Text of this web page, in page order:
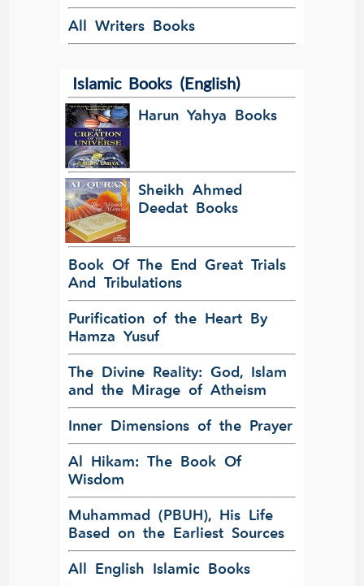
All Writers Books
Islamic Books (English)
Harun Yahya Books
Sheikh Ahmed
Deedat Books
Book Of The End Great Trials
And Tribulations
Purification of the Heart By
Hamza Yusuf
The Divine Reality: God, Islam
and the Mirage of Atheism
Inner Dimensions of the Prayer
Al Hikam: The Book Of
Wisdom
Muhammad (PBUH), His Life
Based on the Earliest Sources
All English Islamic Books